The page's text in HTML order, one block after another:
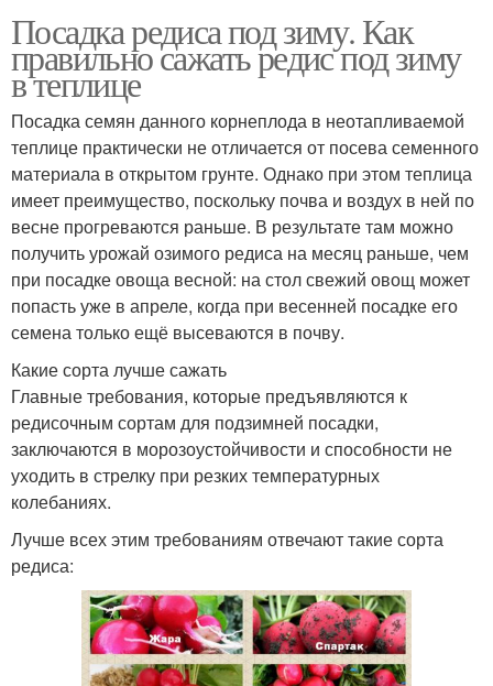
Посадка редиса под зиму. Как
правильно сажать редис под зиму
в теплице
Посадка семян данного корнеплода в неотапливаемой
теплице практически не отличается от посева семенного
материала в открытом грунте. Однако при этом теплица
имеет преимущество, поскольку почва и воздух в ней по
весне прогреваются раньше. В результате там можно
получить урожай озимого редиса на месяц раньше, чем
при посадке овоща весной: на стол свежий овощ может
попасть уже в апреле, когда при весенней посадке его
семена только ещё высеваются в почву.
Какие сорта лучше сажать
Главные требования, которые предъявляются к
редисочным сортам для подзимней посадки,
заключаются в морозоустойчивости и способности не
уходить в стрелку при резких температурных
колебаниях.
Лучше всех этим требованиям отвечают такие сорта
редиса: